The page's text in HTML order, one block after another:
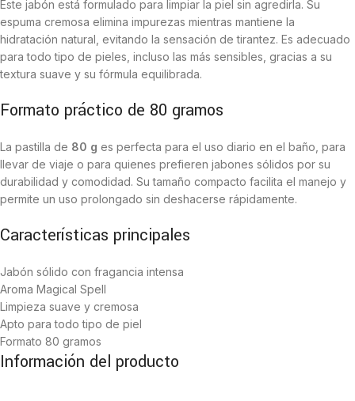
Este jabón está formulado para limpiar la piel sin agredirla. Su
espuma cremosa elimina impurezas mientras mantiene la
hidratación natural, evitando la sensación de tirantez. Es adecuado
para todo tipo de pieles, incluso las más sensibles, gracias a su
textura suave y su fórmula equilibrada.
Formato práctico de 80 gramos
La pastilla de 80 g es perfecta para el uso diario en el baño, para
llevar de viaje o para quienes prefieren jabones sólidos por su
durabilidad y comodidad. Su tamaño compacto facilita el manejo y
permite un uso prolongado sin deshacerse rápidamente.
Características principales
Jabón sólido con fragancia intensa
Aroma Magical Spell
Limpieza suave y cremosa
Apto para todo tipo de piel
Formato 80 gramos
Información del producto